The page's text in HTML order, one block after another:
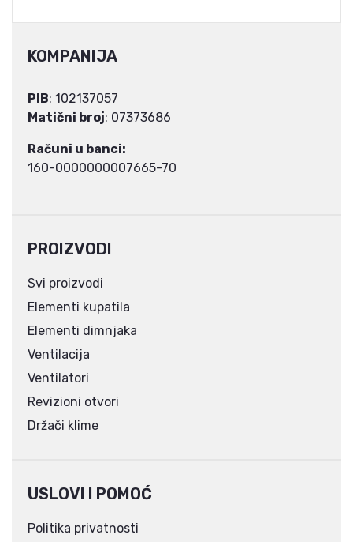
KOMPANIJA
PIB: 102137057
Matični broj: 07373686
Računi u banci:
160-0000000007665-70
PROIZVODI
Svi proizvodi
Elementi kupatila
Elementi dimnjaka
Ventilacija
Ventilatori
Revizioni otvori
Držači klime
USLOVI I POMOĆ
Politika privatnosti